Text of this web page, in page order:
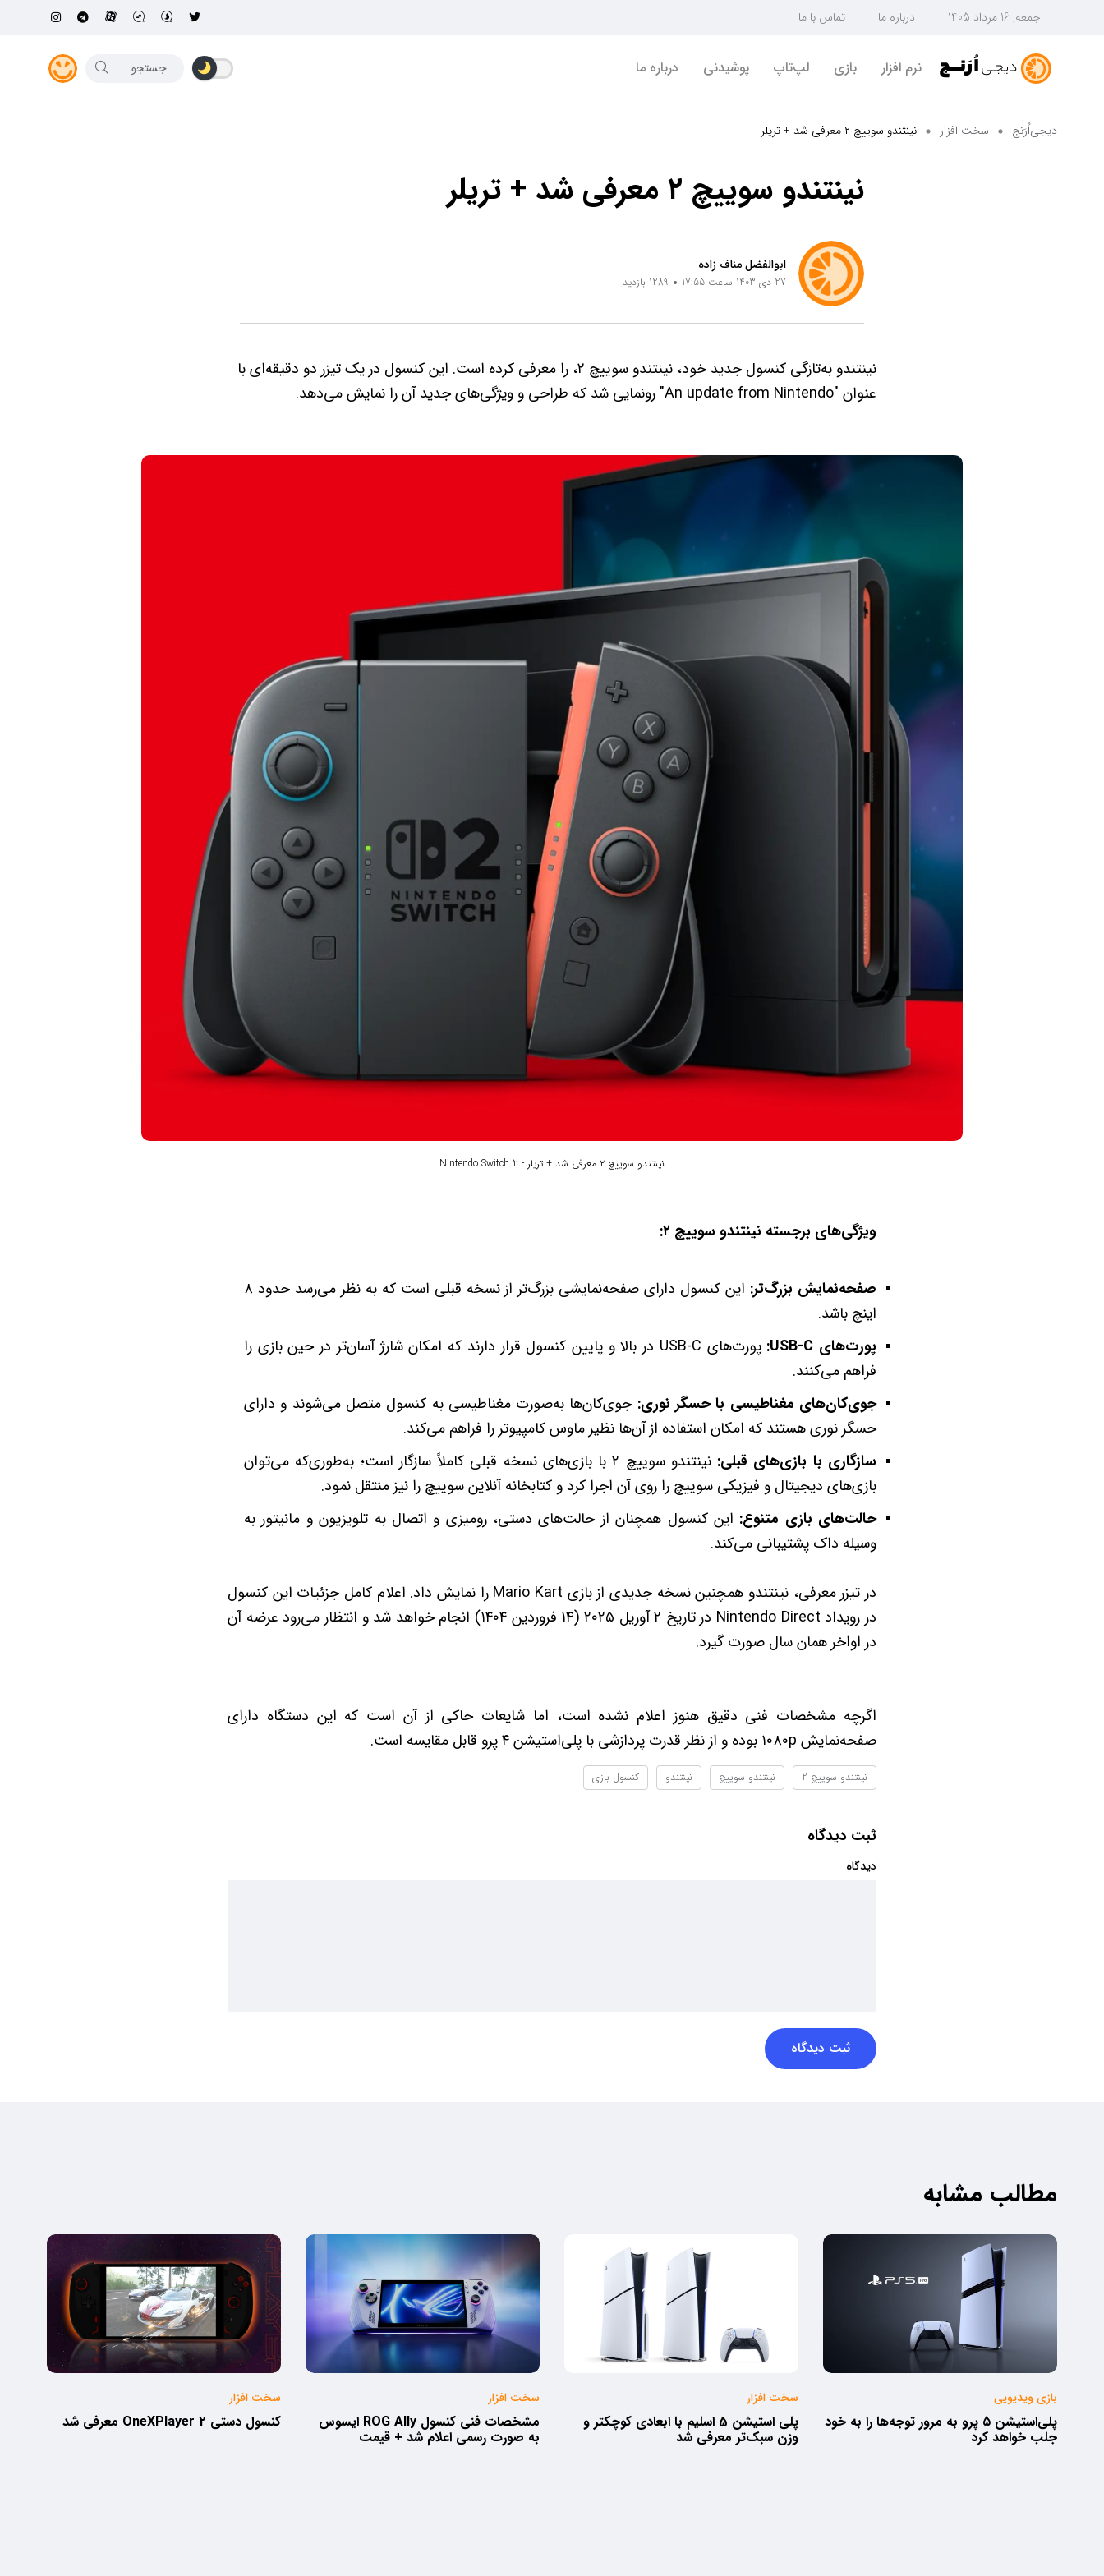
جمعه, 16 مرداد 1405 درباره ما تماس با ما
نرم افزار بازی لپ‌تاپ پوشیدنی درباره ما
دیجی‌اُرَنج سخت افزار نینتندو سوییچ ۲ معرفی شد + تریلر
نینتندو سوییچ ۲ معرفی شد + تریلر
ابوالفضل مناف زاده
27 دی 1403 ساعت 17:55 1289 بازدید
نینتندو به‌تازگی کنسول جدید خود، نینتندو سوییچ ۲، را معرفی کرده است. این کنسول در یک تیزر دو دقیقه‌ای با
عنوان "An update from Nintendo" رونمایی شد که طراحی و ویژگی‌های جدید آن را نمایش می‌دهد.
نینتندو سوییچ ۲ معرفی شد + تریلر - Nintendo Switch 2
ویژگی‌های برجسته نینتندو سوییچ ۲:
صفحه‌نمایش بزرگ‌تر:
این کنسول دارای صفحه‌نمایشی بزرگ‌تر از نسخه قبلی است که به نظر می‌رسد حدود ۸
اینچ باشد.
پورت‌های USB-C:
پورت‌های USB-C در بالا و پایین کنسول قرار دارند که امکان شارژ آسان‌تر در حین بازی را
فراهم می‌کنند.
جوی‌کان‌های مغناطیسی با حسگر نوری: جوی‌کان‌ها به‌صورت مغناطیسی به کنسول متصل می‌شوند و دارای
حسگر نوری هستند که امکان استفاده از آن‌ها نظیر ماوس کامپیوتر را فراهم می‌کند.
سازگاری با بازی‌های قبلی:
نینتندو سوییچ ۲ با بازی‌های نسخه قبلی کاملاً سازگار است؛ به‌طوری‌که می‌توان
بازی‌های دیجیتال و فیزیکی سوییچ را روی آن اجرا کرد و کتابخانه آنلاین سوییچ را نیز منتقل نمود.
حالت‌های بازی متنوع: این کنسول همچنان از حالت‌های دستی، رومیزی و اتصال به تلویزیون و مانیتور به
وسیله داک پشتیبانی می‌کند.
در تیزر معرفی، نینتندو همچنین نسخه جدیدی از بازی Mario Kart را نمایش داد. اعلام کامل جزئیات این کنسول
در رویداد Nintendo Direct در تاریخ ۲ آوریل ۲۰۲۵ (۱۴ فروردین ۱۴۰۴) انجام خواهد شد و انتظار می‌رود عرضه آن
در اواخر همان سال صورت گیرد.
اگرچه مشخصات فنی دقیق هنوز اعلام نشده است، اما شایعات حاکی از آن است که این دستگاه دارای
صفحه‌نمایش ۱۰۸۰p بوده و از نظر قدرت پردازشی با پلی‌استیشن ۴ پرو قابل مقایسه است.
نینتندو سوییچ 2 نینتندو سوییچ نینتندو کنسول بازی
ثبت دیدگاه
دیدگاه
ثبت دیدگاه
مطالب مشابه
بازی ویدیویی
پلی‌استیشن ۵ پرو به مرور توجه‌ها را به خود
جلب خواهد کرد
سخت افزار
پلی استیشن 5 اسلیم با ابعادی کوچکتر و
وزن سبک‌تر معرفی شد
سخت افزار
مشخصات فنی کنسول ROG Ally ایسوس
به صورت رسمی اعلام شد + قیمت
سخت افزار
کنسول دستی OneXPlayer 2 معرفی شد